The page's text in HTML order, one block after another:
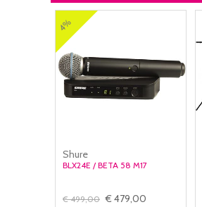
4%
Shure
BLX24E / BETA 58 M17
€ 499,00 € 479,00